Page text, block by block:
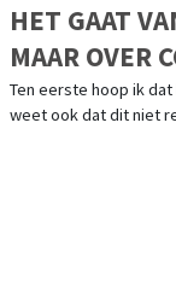
HET GAAT
MAAR OVER
DIE HIER
Ten eerste hoop ik
weet ook dat dit niet